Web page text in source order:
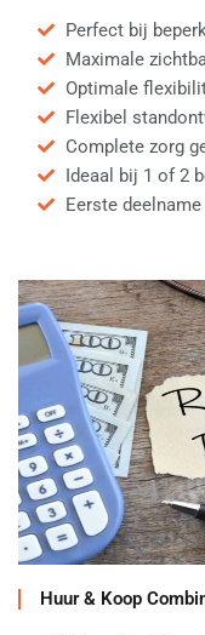
Perfect bij
Maximale
Optimale
Flexibel
Complete zorg
Ideaal bij 1 of 2
Eerste
Huur & Koop